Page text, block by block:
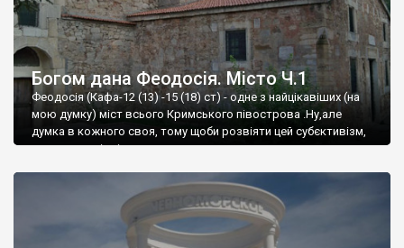
Богом дана Феодосія. Місто Ч.1
Феодосія (Кафа-12 (13) -15 (18) ст) - одне з найцікавіших (на
мою думку) міст всього Кримського півострова .Ну,але
думка в кожного своя, тому щоби розвіяти цей субєктивізм,
запрошую відвідати це